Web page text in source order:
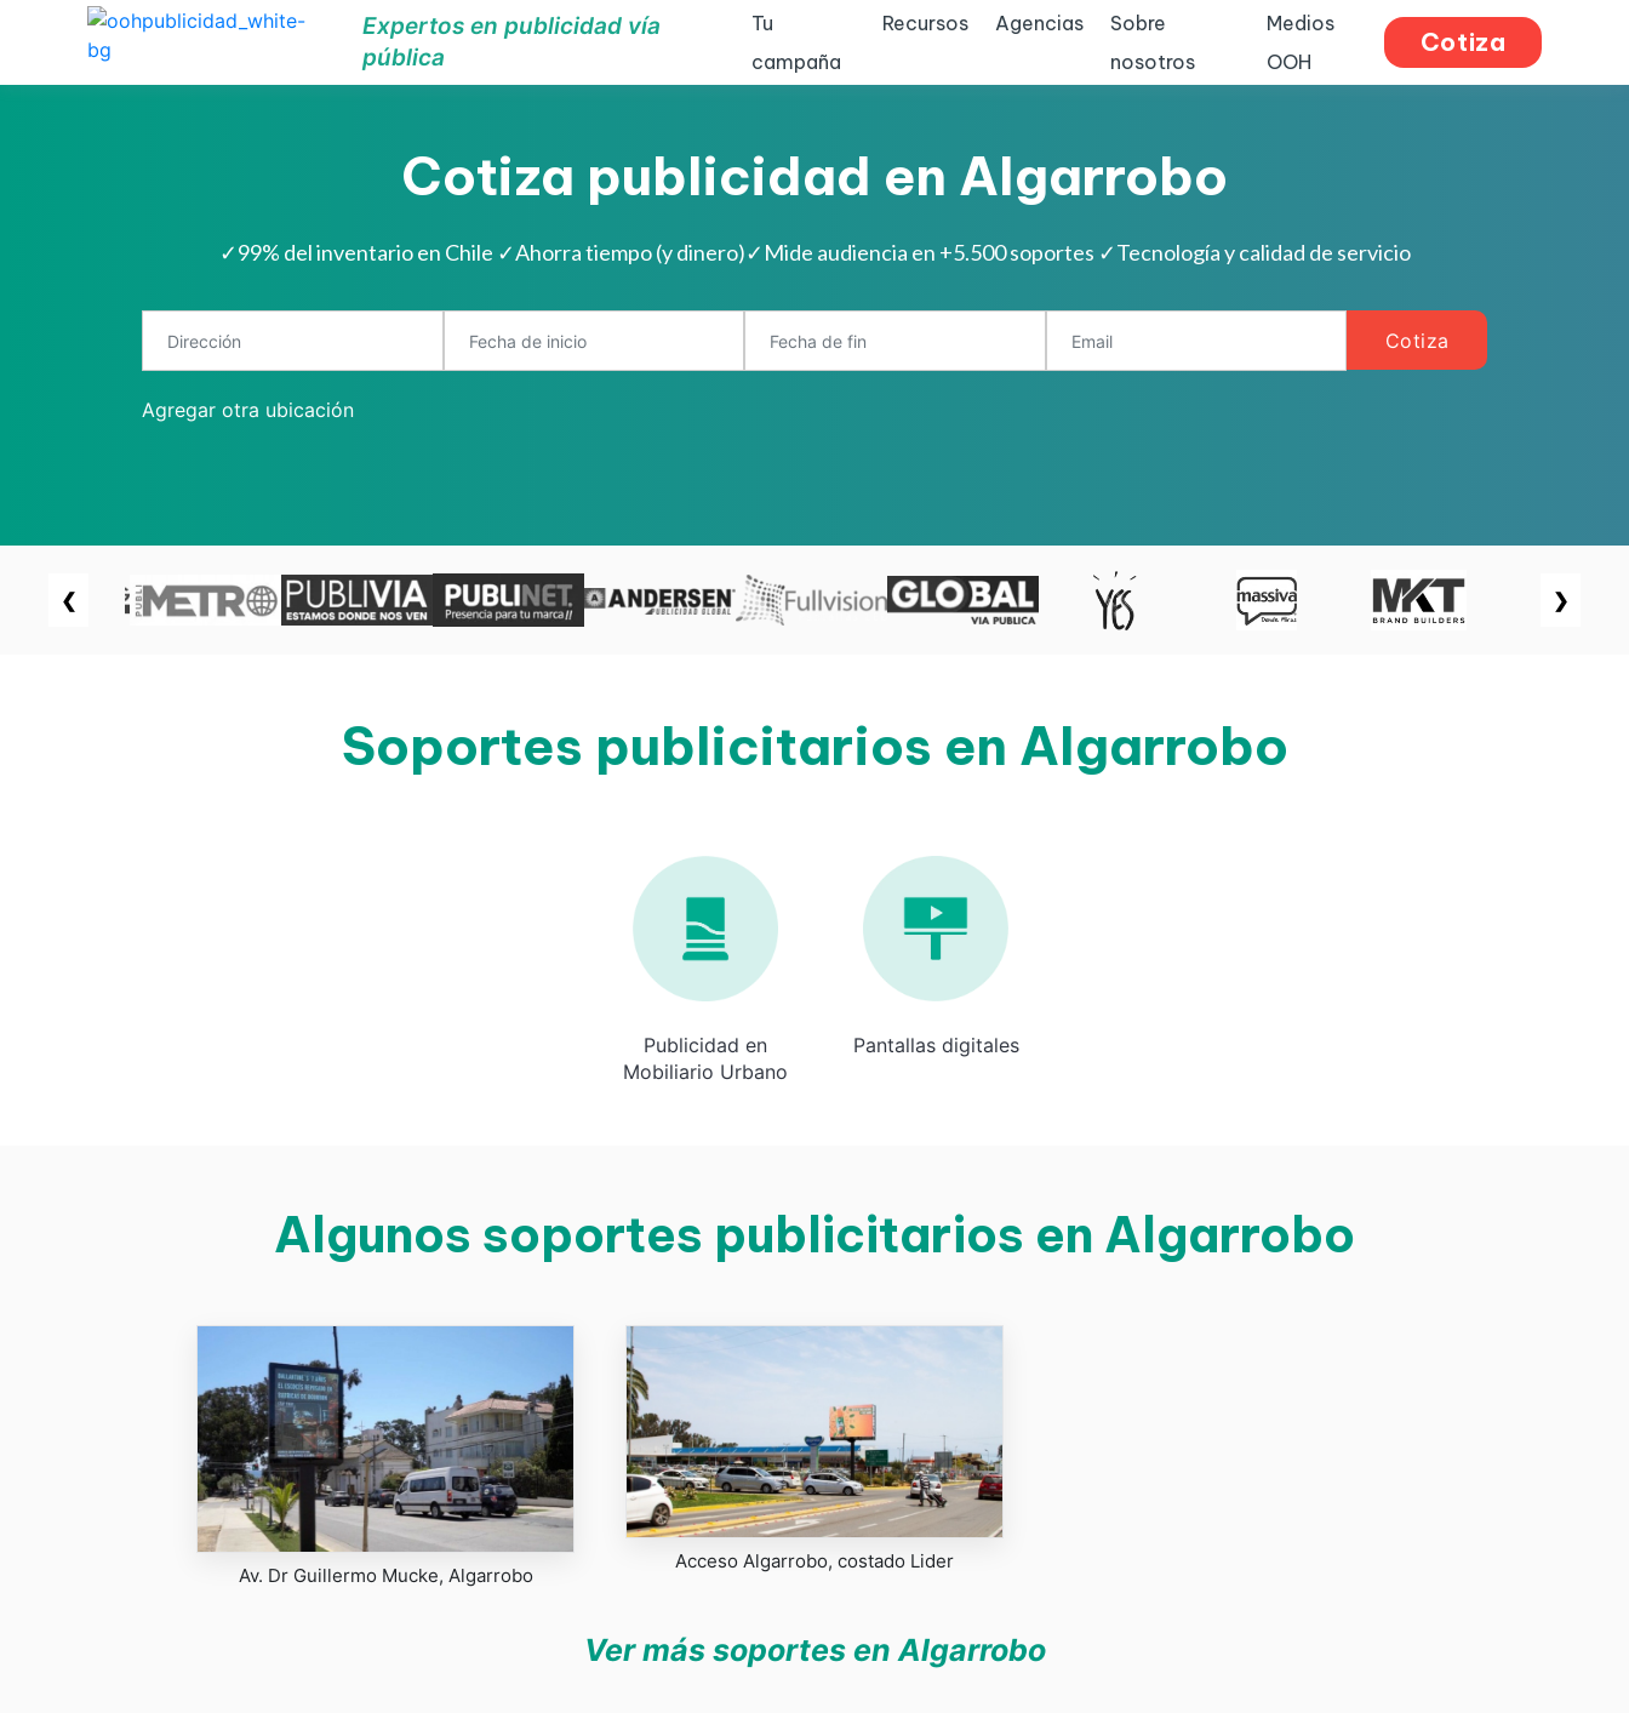
Expertos en publicidad vía
pública
Tu
campaña
Recursos Agencias
Sobre
nosotros
Medios
OOH
Cotiza
Cotiza publicidad en Algarrobo
✓99% del inventario en Chile ✓Ahorra tiempo (y dinero)✓ Mide audiencia en +5.500 soportes ✓Tecnología y calidad de servicio
Cotiza
Agregar otra ubicación
❮ ❯
Soportes publicitarios en Algarrobo
Publicidad en
Mobiliario Urbano
Pantallas digitales
Algunos soportes publicitarios en Algarrobo
Av. Dr Guillermo Mucke, Algarrobo
Acceso Algarrobo, costado Lider
Ver más soportes en Algarrobo